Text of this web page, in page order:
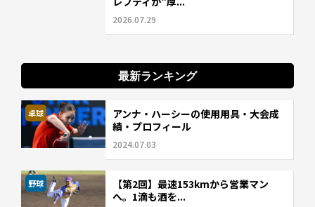
2026.07.29
最新ランキング
卓球
アンナ・ハーシーの使用用具・大会成
績・プロフィール
2024.07.03
野球
【第2回】最速153kmから営業マン
へ。1滴も酒を...